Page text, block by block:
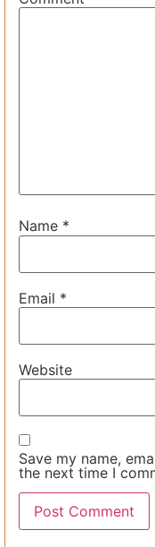
Name *
Email *
Website
Save my name,
the next time I